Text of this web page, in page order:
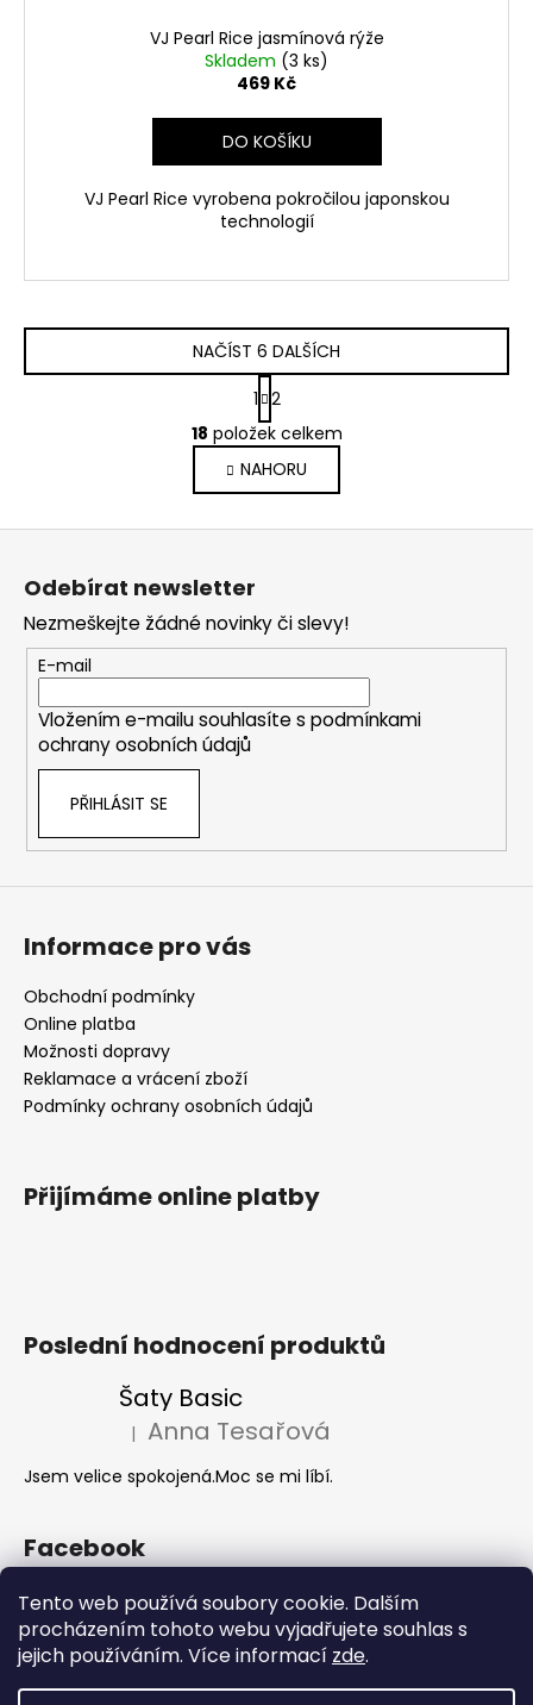
Tento web používá soubory cookie. Dalším
procházením tohoto webu vyjadřujete souhlas s
jejich používáním. Více informací zde.
VJ Pearl Rice jasmínová rýže
Skladem (3 ks)
469 Kč
DO KOŠÍKU
VJ Pearl Rice vyrobena pokročilou japonskou
technologií
O
v
l
á
d
p
r
v
k
y
u
NAČÍST 6 DALŠÍCH
S
t
r
á
n
k
o
í
1 2
18 položek celkem
NAHORU
Odebírat newsletter
Nezmeškejte žádné novinky či slevy!
E-mail
Vložením e-mailu souhlasíte s podmínkami
ochrany osobních údajů
PŘIHLÁSIT SE
Informace pro vás
Obchodní podmínky
Online platba
Možnosti dopravy
Reklamace a vrácení zboží
Podmínky ochrany osobních údajů
Přijímáme online platby
Poslední hodnocení produktů
Šaty Basic
Hodnocení produktu je 5 z 5 hvězdiček.
| Anna Tesařová
Jsem velice spokojená.Moc se mi líbí.
Facebook
Akce 2+1